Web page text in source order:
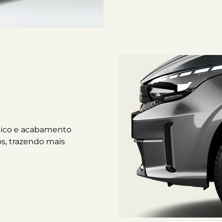
e acabamento
trazendo mais